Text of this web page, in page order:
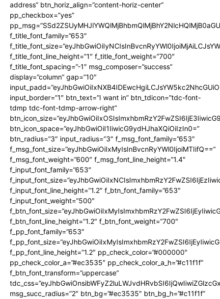
address” btn_horiz_align=”content-horiz-center”
pp_checkbox=”yes”
f_title_font_family=”653″
f_title_font_line_height=”1″ f_title_font_weight=”700″
f_title_font_spacing=”-1″ msg_composer=”success”
display=”column” gap=”10″
input_border=”1″ btn_text=”I want in” btn_tdicon=”tdc-font-
tdmp tdc-font-tdmp-arrow-right”
btn_icon_space=”eyJhbGwiOiI1IiwicG9ydHJhaXQiOiIzIn0=”
btn_radius=”3″ input_radius=”3″ f_msg_font_family=”653″
f_msg_font_size=”eyJhbGwiOiIxMyIsInBvcnRyYWl0IjoiMTIifQ==”
f_msg_font_weight=”600″ f_msg_font_line_height=”1.4″
f_input_font_family=”653″
f_input_font_line_height=”1.2″ f_btn_font_family=”653″
f_input_font_weight=”500″
f_btn_font_line_height=”1.2″ f_btn_font_weight=”700″
f_pp_font_family=”653″
f_pp_font_line_height=”1.2″ pp_check_color=”#000000″
pp_check_color_a=”#ec3535″ pp_check_color_a_h=”#c11f1f”
f_btn_font_transform=”uppercase”
msg_succ_radius=”2″ btn_bg=”#ec3535″ btn_bg_h=”#c11f1f”